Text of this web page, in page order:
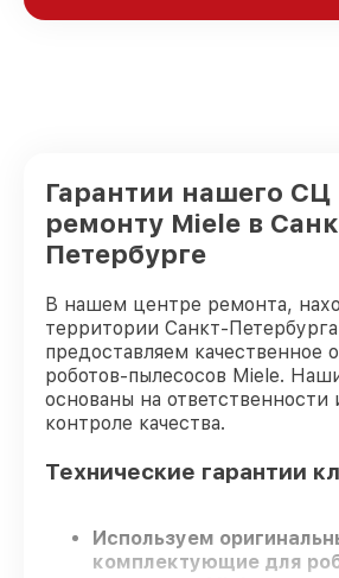
Гарантии нашего СЦ
ремонту Miele в
Петербурге
В нашем центре ремонта,
территории Санкт-
предоставляем качественное
роботов-пылесосов Miele.
основаны на ответственности
контроле качества.
Технические гарантии
Используем
комплектующие для